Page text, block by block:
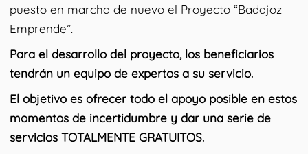
puesto en marcha de nuevo el Proyecto “Badajoz
Emprende”.
Para el desarrollo del proyecto, los beneficiarios
tendrán un equipo de expertos a su servicio.
El objetivo es ofrecer todo el apoyo posible en estos
momentos de incertidumbre y dar una serie de
servicios TOTALMENTE GRATUITOS.